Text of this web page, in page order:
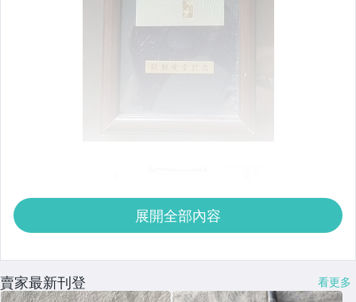
展開全部內容
賣家最新刊登 看更多